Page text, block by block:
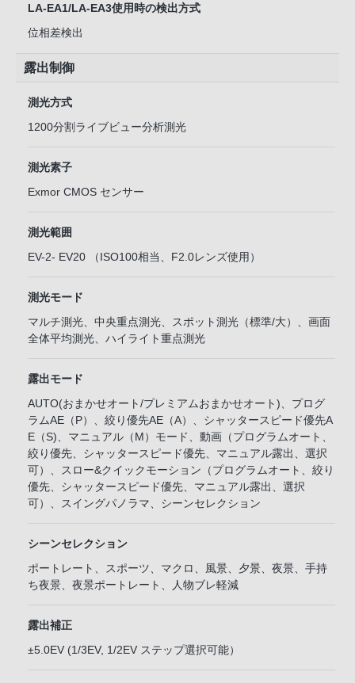
LA-EA1/LA-EA3使用時の検出方式
位相差検出
露出制御
測光方式
1200分割ライブビュー分析測光
測光素子
Exmor CMOS センサー
測光範囲
EV-2- EV20 （ISO100相当、F2.0レンズ使用）
測光モード
マルチ測光、中央重点測光、スポット測光（標準/大）、画面
全体平均測光、ハイライト重点測光
露出モード
AUTO(おまかせオート/プレミアムおまかせオート)、プログ
ラムAE（P）、絞り優先AE（A）、シャッタースピード優先A
E（S)、マニュアル（M）モード、動画（プログラムオート、
絞り優先、シャッタースピード優先、マニュアル露出、選択
可）、スロー&クイックモーション（プログラムオート、絞り
優先、シャッタースピード優先、マニュアル露出、選択
可）、スイングパノラマ、シーンセレクション
シーンセレクション
ポートレート、スポーツ、マクロ、風景、夕景、夜景、手持
ち夜景、夜景ポートレート、人物ブレ軽減
露出補正
±5.0EV (1/3EV, 1/2EV ステップ選択可能）